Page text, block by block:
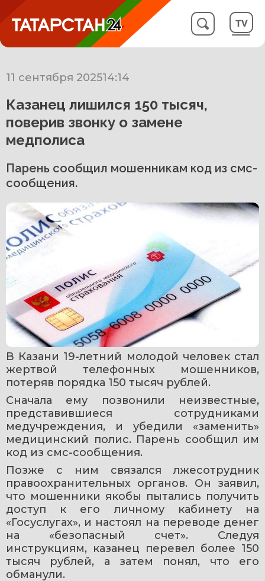
11 сентября 202514:14
Казанец лишился 150 тысяч,
поверив звонку о замене
медполиса
Парень сообщил мошенникам код из смс-
сообщения.
В Казани 19-летний молодой человек стал
жертвой телефонных мошенников,
потеряв порядка 150 тысяч рублей.
Сначала ему позвонили неизвестные,
представившиеся сотрудниками
медучреждения, и убедили «заменить»
медицинский полис. Парень сообщил им
код из смс-сообщения.
Позже с ним связался лжесотрудник
правоохранительных органов. Он заявил,
что мошенники якобы пытались получить
доступ к его личному кабинету на
«Госуслугах», и настоял на переводе денег
на «безопасный счет». Следуя
инструкциям, казанец перевел более 150
тысяч рублей, а затем понял, что его
обманули.